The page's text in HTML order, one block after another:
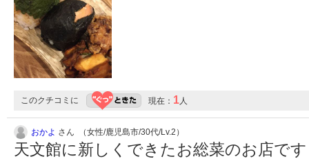
このクチコミに 現在： 1 人
おかよ さん （女性/鹿児島市/30代/Lv.2）
天文館に新しくできたお総菜のお店で